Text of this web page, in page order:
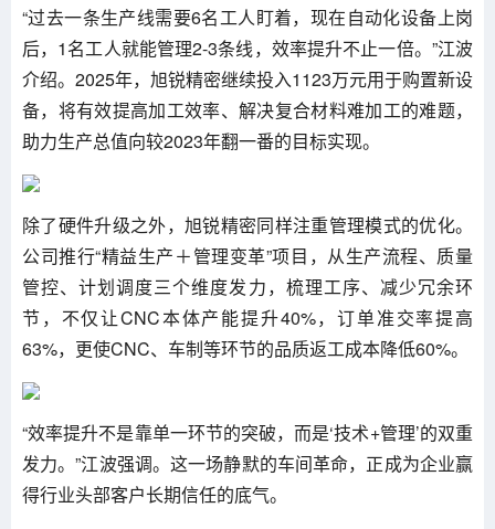
“过去一条生产线需要6名工人盯着，现在自动化设备上岗
后，1名工人就能管理2-3条线，效率提升不止一倍。”江波
介绍。2025年，旭锐精密继续投入1123万元用于购置新设
备，将有效提高加工效率、解决复合材料难加工的难题，
助力生产总值向较2023年翻一番的目标实现。
除了硬件升级之外，旭锐精密同样注重管理模式的优化。
公司推行“精益生产＋管理变革”项目，从生产流程、质量
管控、计划调度三个维度发力，梳理工序、减少冗余环
节，不仅让CNC本体产能提升40%，订单准交率提高
63%，更使CNC、车制等环节的品质返工成本降低60%。
“效率提升不是靠单一环节的突破，而是‘技术+管理’的双重
发力。”江波强调。这一场静默的车间革命，正成为企业赢
得行业头部客户长期信任的底气。